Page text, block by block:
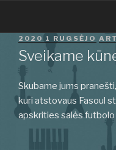
turinioPASKELBTA
2020 1 RUGSĖJO
Sveikame
Skubame jums
kuri atstovaus Fasoul
apskrities salės